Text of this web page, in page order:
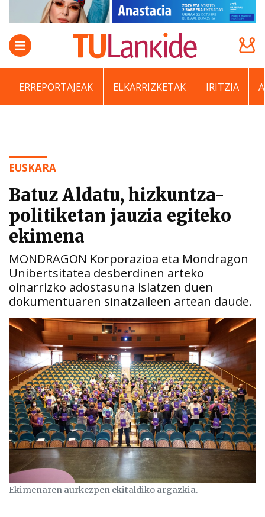
ERREPORTAJEAK ELKARRIZKETAK IRITZIA
EUSKARA
Batuz Aldatu, hizkuntza-
politiketan jauzia egiteko
ekimena
MONDRAGON Korporazioa eta Mondragon
Unibertsitatea desberdinen arteko
oinarrizko adostasuna islatzen duen
dokumentuaren sinatzaileen artean daude.
Ekimenaren aurkezpen ekitaldiko argazkia.